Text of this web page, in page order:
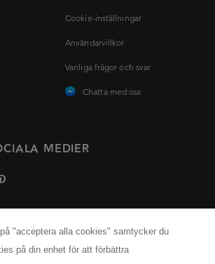
Cookie-inställningar
Användarvillkor
Vanliga frågor och svar
Chatta med oss
MEDIER
Välj ditt land
"acceptera alla cookies" samtycker du
på din enhet för att förbättra